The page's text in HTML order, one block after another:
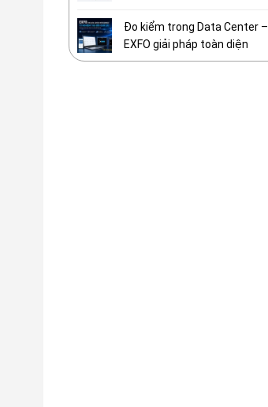
Đo kiểm trong Data Center –
EXFO giải pháp toàn diện